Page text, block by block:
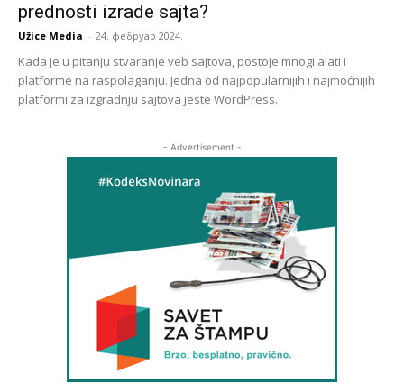
prednosti izrade sajta?
Užice Media - 24. фебруар 2024.
Kada je u pitanju stvaranje veb sajtova, postoje mnogi alati i
platforme na raspolaganju. Jedna od najpopularnijih i najmoćnijih
platformi za izgradnju sajtova jeste WordPress.
- Advertisement -